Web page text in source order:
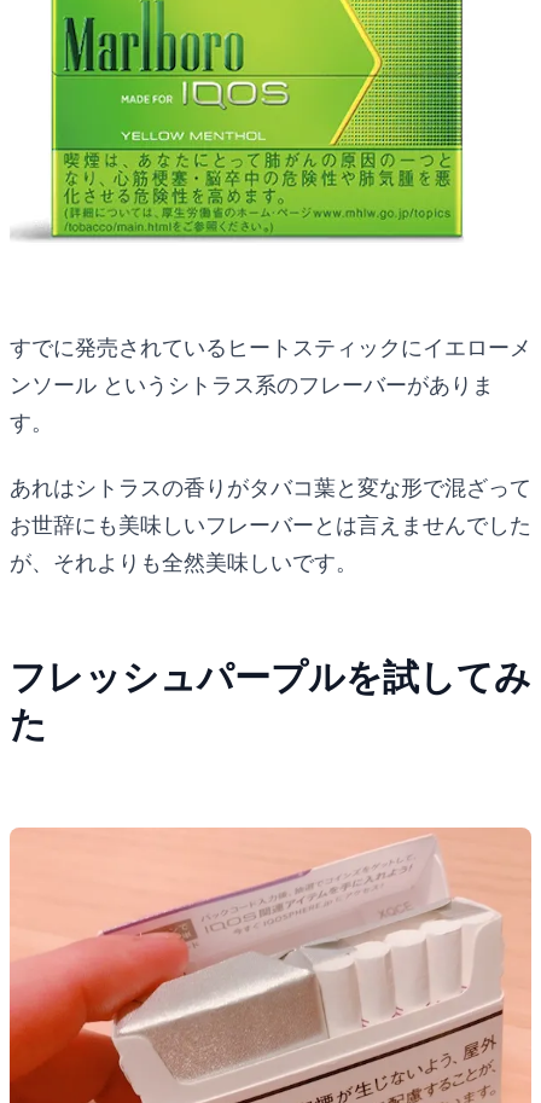
すでに発売されているヒートスティックにイエローメ
ンソール というシトラス系のフレーバーがありま
す。
あれはシトラスの香りがタバコ葉と変な形で混ざって
お世辞にも美味しいフレーバーとは言えませんでした
が、それよりも全然美味しいです。
フレッシュパープルを試してみ
た